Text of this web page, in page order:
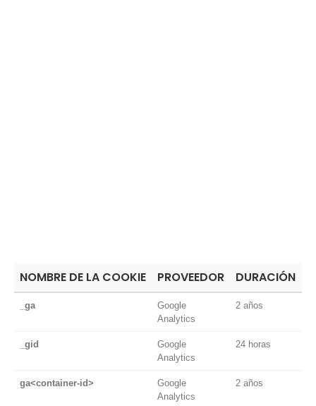
NOMBRE DE LA COOKIE PROVEEDOR DURACIÓN
_ga
Google
Analytics
2 años
_gid
Google
Analytics
24 horas
ga<container-id>
Google
Analytics
2 años